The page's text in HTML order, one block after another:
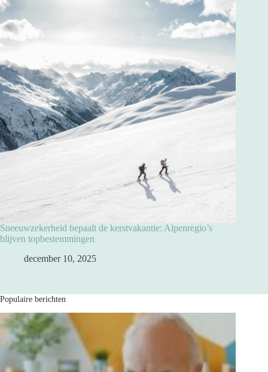
Sneeuwzekerheid bepaalt de kerstvakantie: Alpenregio’s
blijven topbestemmingen
december 10, 2025
Populaire berichten